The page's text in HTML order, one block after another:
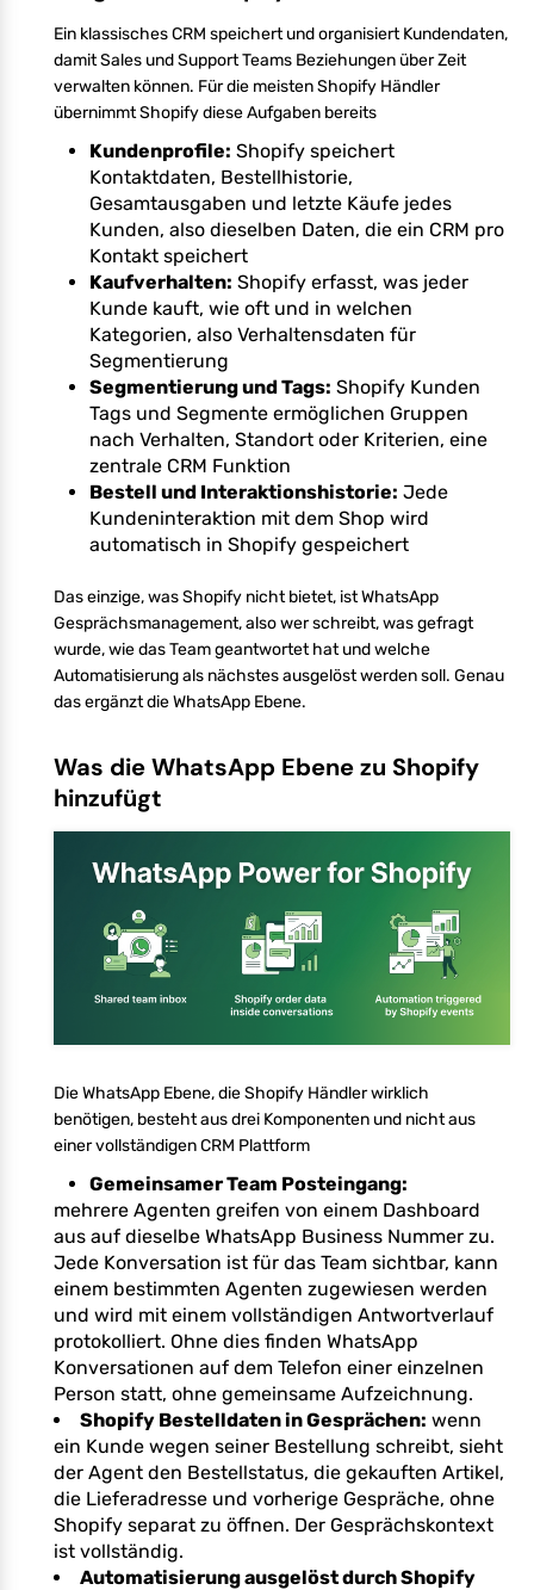
Ein klassisches CRM speichert und organisiert Kundendaten,
damit Sales und Support Teams Beziehungen über Zeit
verwalten können. Für die meisten Shopify Händler
übernimmt Shopify diese Aufgaben bereits
Kundenprofile: Shopify speichert
Kontaktdaten, Bestellhistorie,
Gesamtausgaben und letzte Käufe jedes
Kunden, also dieselben Daten, die ein CRM pro
Kontakt speichert
Kaufverhalten: Shopify erfasst, was jeder
Kunde kauft, wie oft und in welchen
Kategorien, also Verhaltensdaten für
Segmentierung
Segmentierung und Tags: Shopify Kunden
Tags und Segmente ermöglichen Gruppen
nach Verhalten, Standort oder Kriterien, eine
zentrale CRM Funktion
Bestell und Interaktionshistorie: Jede
Kundeninteraktion mit dem Shop wird
automatisch in Shopify gespeichert
Das einzige, was Shopify nicht bietet, ist WhatsApp
Gesprächsmanagement, also wer schreibt, was gefragt
wurde, wie das Team geantwortet hat und welche
Automatisierung als nächstes ausgelöst werden soll. Genau
das ergänzt die WhatsApp Ebene.
Was die WhatsApp Ebene zu Shopify
hinzufügt
Die WhatsApp Ebene, die Shopify Händler wirklich
benötigen, besteht aus drei Komponenten und nicht aus
einer vollständigen CRM Plattform
Gemeinsamer Team Posteingang:
mehrere Agenten greifen von einem Dashboard
aus auf dieselbe WhatsApp Business Nummer zu.
Jede Konversation ist für das Team sichtbar, kann
einem bestimmten Agenten zugewiesen werden
und wird mit einem vollständigen Antwortverlauf
protokolliert. Ohne dies finden WhatsApp
Konversationen auf dem Telefon einer einzelnen
Person statt, ohne gemeinsame Aufzeichnung.
Shopify Bestelldaten in Gesprächen: wenn
ein Kunde wegen seiner Bestellung schreibt, sieht
der Agent den Bestellstatus, die gekauften Artikel,
die Lieferadresse und vorherige Gespräche, ohne
Shopify separat zu öffnen. Der Gesprächskontext
ist vollständig.
Automatisierung ausgelöst durch Shopify